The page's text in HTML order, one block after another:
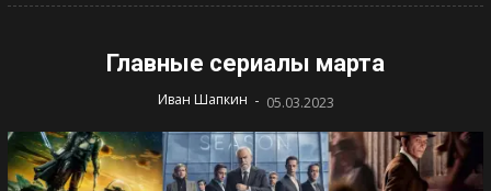
Главные сериалы марта
Иван Шапкин - 05.03.2023